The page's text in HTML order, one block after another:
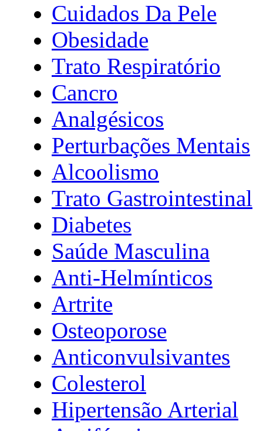
Cuidados Da Pele
Obesidade
Trato Respiratório
Cancro
Analgésicos
Perturbações Mentais
Alcoolismo
Trato Gastrointestinal
Diabetes
Saúde Masculina
Anti-Helmínticos
Artrite
Osteoporose
Anticonvulsivantes
Colesterol
Hipertensão Arterial